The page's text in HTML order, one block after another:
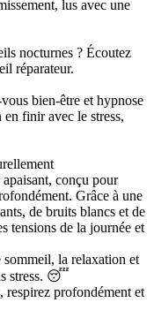
lus avec une
nocturnes ? Écoutez
réparateur.
bien-être et hypnose
finir avec le stress,
conçu pour
Grâce à une
de bruits blancs et de
tensions de la journée et
la relaxation et
stress. 😴
profondément et